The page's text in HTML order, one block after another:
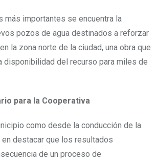
más importantes se encuentra la
pozos de agua destinados a reforzar
la zona norte de la ciudad, una obra que
disponibilidad del recurso para miles de
para la Cooperativa
como desde la conducción de la
destacar que los resultados
de un proceso de